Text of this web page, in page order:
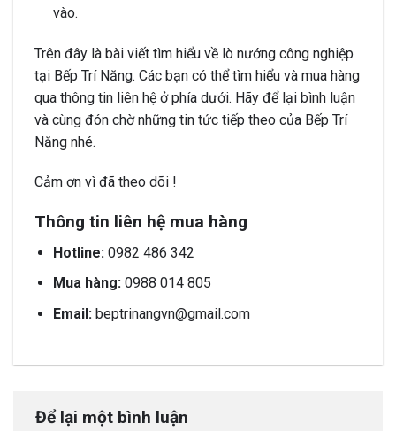
vào.
Trên đây là bài viết tìm hiểu về lò nướng công nghiệp
tại Bếp Trí Năng. Các bạn có thể tìm hiểu và mua hàng
qua thông tin liên hệ ở phía dưới. Hãy để lại bình luận
và cùng đón chờ những tin tức tiếp theo của Bếp Trí
Năng nhé.
Cảm ơn vì đã theo dõi !
Thông tin liên hệ mua hàng
Hotline:0982 486 342
Mua hàng:0988 014 805
Email: beptrinangvn@gmail.com
Để lại một bình luận